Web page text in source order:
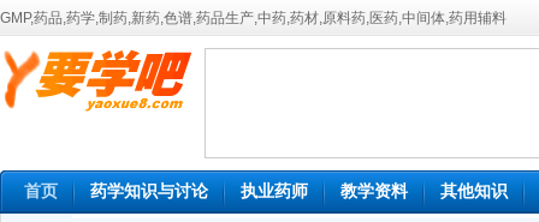
GMP,药品,药学,制药,新药,色谱,药品生产,中药,药材,原料药,医药,中间体,药用辅料
首页 药学知识与讨论 执业药师 教学资料 其他知识